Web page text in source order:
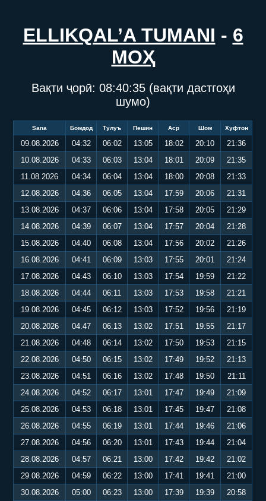
ELLIKQAL’A TUMANI - 6
МОҲ
Вақти ҷорӣ: 08:40:36(вақти дастгоҳи
шумо)
Sana Бомдод Тулуъ Пешин Аср Шом Хуфтон
09.08.2026 04:32 06:02 13:05 18:02 20:10
21:36
10.08.2026
04:33 06:03 13:04 18:01 20:09
21:35
11.08.2026
04:34 06:04 13:04 18:00 20:08
21:33
12.08.2026
04:36 06:05 13:04 17:59 20:06
21:31
13.08.2026
04:37 06:06 13:04 17:58 20:05
21:29
14.08.2026
04:39 06:07 13:04 17:57 20:04
21:28
15.08.2026
04:40 06:08 13:04 17:56 20:02
21:26
16.08.2026
04:41 06:09 13:03 17:55 20:01
21:24
17.08.2026
04:43 06:10 13:03 17:54 19:59
21:22
18.08.2026
04:44 06:11 13:03 17:53 19:58
21:21
19.08.2026
04:45 06:12 13:03 17:52 19:56
21:19
20.08.2026
04:47 06:13 13:02 17:51 19:55
21:17
21.08.2026
04:48 06:14 13:02 17:50 19:53
21:15
22.08.2026
04:50 06:15 13:02 17:49 19:52
21:13
23.08.2026
04:51 06:16 13:02 17:48 19:50
21:11
24.08.2026
04:52 06:17 13:01 17:47 19:49
21:09
25.08.2026
04:53 06:18 13:01 17:45 19:47
21:08
26.08.2026
04:55 06:19 13:01 17:44 19:46
21:06
27.08.2026
04:56 06:20 13:01 17:43 19:44
21:04
28.08.2026
04:57 06:21 13:00 17:42 19:42
21:02
29.08.2026
04:59 06:22 13:00 17:41 19:41
21:00
30.08.2026
05:00 06:23 13:00 17:39 19:39
20:58